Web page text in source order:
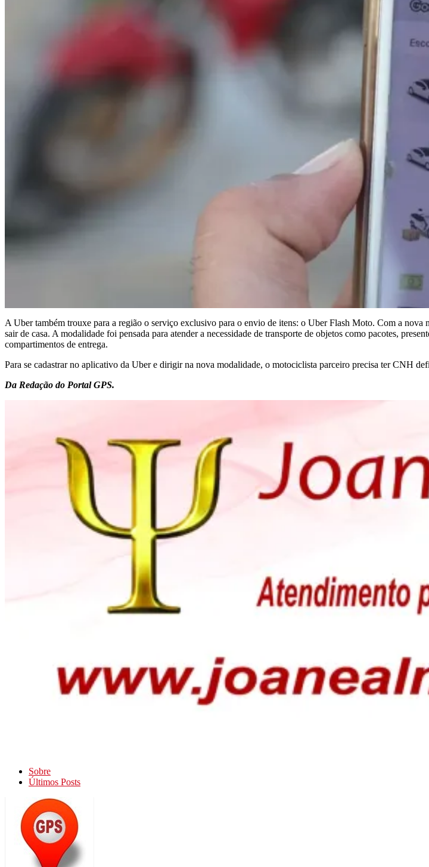
A Uber também trouxe para a região o serviço exclusivo para o envio de itens: o Uber Flash Moto. Com a
sair de casa. A modalidade foi pensada para atender a necessidade de transporte de objetos como pacotes,
compartimentos de entrega.
Para se cadastrar no aplicativo da Uber e dirigir na nova modalidade, o motociclista parceiro precisa ter CNH
Da Redação do Portal GPS.
Sobre
Últimos Posts